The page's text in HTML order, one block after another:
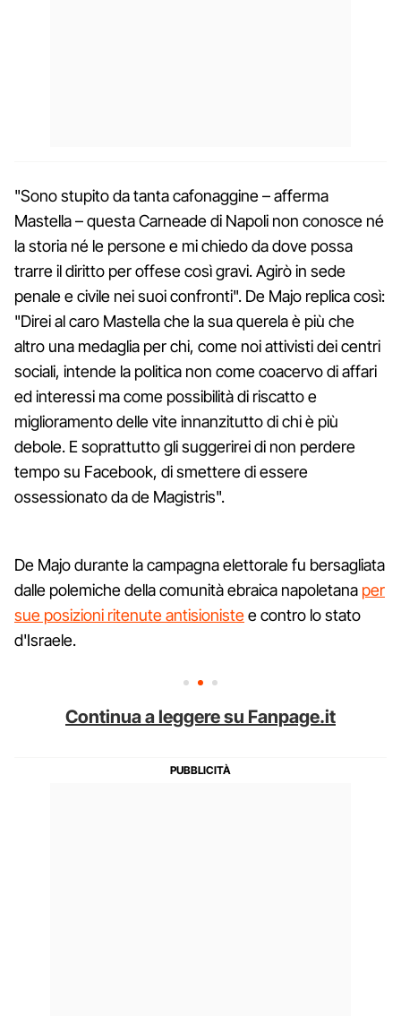
"Sono stupito da tanta cafonaggine – afferma
Mastella – questa Carneade di Napoli non conosce né
la storia né le persone e mi chiedo da dove possa
trarre il diritto per offese così gravi. Agirò in sede
penale e civile nei suoi confronti". De Majo replica così:
"Direi al caro Mastella che la sua querela è più che
altro una medaglia per chi, come noi attivisti dei centri
sociali, intende la politica non come coacervo di affari
ed interessi ma come possibilità di riscatto e
miglioramento delle vite innanzitutto di chi è più
debole. E soprattutto gli suggerirei di non perdere
tempo su Facebook, di smettere di essere
ossessionato da de Magistris".
De Majo durante la campagna elettorale fu bersagliata
dalle polemiche della comunità ebraica napoletana per
sue posizioni ritenute antisionistee contro lo stato
d'Israele.
Continua a leggere su Fanpage.it